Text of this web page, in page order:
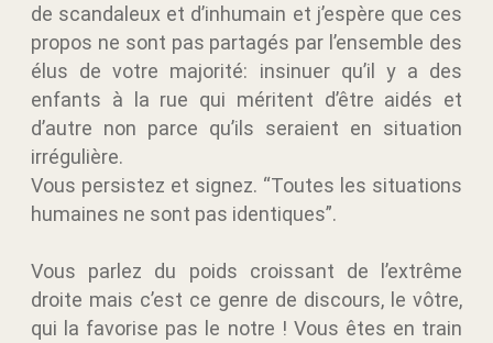
de scandaleux et d’inhumain et j’espère que ces
propos ne sont pas partagés par l’ensemble des
élus de votre majorité: insinuer qu’il y a des
enfants à la rue qui méritent d’être aidés et
d’autre non parce qu’ils seraient en situation
irrégulière.
Vous persistez et signez. “Toutes les situations
humaines ne sont pas identiques”.
Vous parlez du poids croissant de l’extrême
droite mais c’est ce genre de discours, le vôtre,
qui la favorise pas le notre ! Vous êtes en train